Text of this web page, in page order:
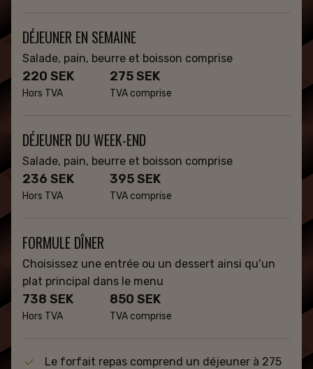
DÉJEUNER EN SEMAINE
Salade, pain, beurre et boisson comprise
220 SEK
Hors TVA
275 SEK
TVA comprise
DÉJEUNER DU WEEK-END
Salade, pain, beurre et boisson comprise
236 SEK
Hors TVA
395 SEK
TVA comprise
FORMULE DÎNER
Choisissez une entrée ou un dessert ainsi qu'un
plat principal dans le menu
738 SEK
Hors TVA
850 SEK
TVA comprise
Le forfait repas comprend un déjeuner à 275